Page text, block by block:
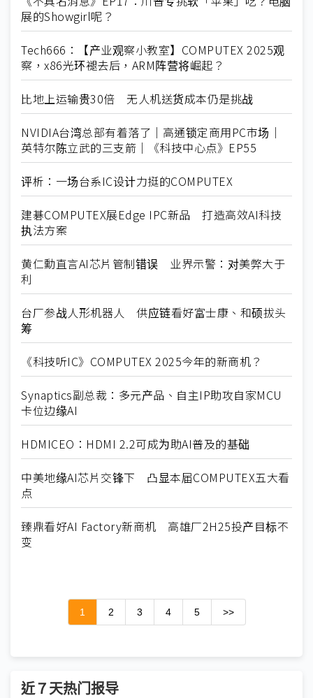
展的Showgirl呢？
Tech666：【产业观察小教室】COMPUTEX 2025观
察，x86光环褪去后，ARM阵营将崛起？
比地上运输贵30倍 无人机送货成本仍是挑战
NVIDIA台湾总部有着落了｜高通锁定商用PC市场｜
英特尔陈立武的三支箭｜《科技中心点》EP55
评析：一场台系IC设计力挺的COMPUTEX
建碁COMPUTEX展Edge IPC新品 打造高效AI科技
执法方案
黄仁勳直言AI芯片管制错误 业界示警：对美弊大于
利
台厂参战人形机器人 供应链看好富士康、和硕拔头
筹
《科技听IC》COMPUTEX 2025今年的新商机？
Synaptics副总裁：多元产品、自主IP助攻自家MCU
卡位边缘AI
HDMICEO：HDMI 2.2可成为助AI普及的基础
中美地缘AI芯片交锋下 凸显本届COMPUTEX五大看
点
臻鼎看好AI Factory新商机 高雄厂2H25投产目标不
变
1 2 3 4 5 >>
近７天热门报导